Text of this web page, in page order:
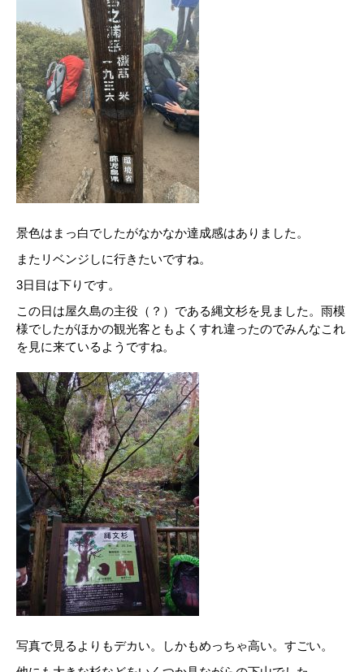
景色はまっ白でしたがなかなか達成感はありました。
またリベンジしに行きたいですね。
3日目は下りです。
この日は屋久島の主役（？）である縄文杉を見ました。雨模
様でしたがほかの観光客ともよくすれ違ったのでみんなこれ
を見に来ているようですね。
写真で見るよりもデカい。しかもめっちゃ高い。すごい。